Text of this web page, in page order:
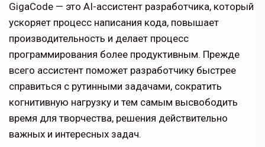
GigaCode — это AI-ассистент разработчика, который
ускоряет процесс написания кода, повышает
производительность и делает процесс
программирования более продуктивным. Прежде
всего ассистент поможет разработчику быстрее
справиться с рутинными задачами, сократить
когнитивную нагрузку и тем самым высвободить
время для творчества, решения действительно
важных и интересных задач.